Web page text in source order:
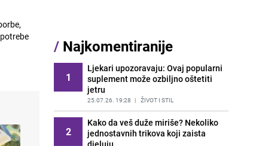
PRIJE 2 DANA ŽIVOT I STIL
13
Riješite se neugodnog mirisa u
domu: Savjeti za čistu i svježiju
atmosferu
PRIJE OKO 3H | ŽIVOT I STIL
14
Mnoge žene prolaze kroz ovo, a ne
znaju zašto: Šta je lutealna faza
/ Najkomentiranije
1
Ljekari upozoravaju: Ovaj popularni
suplement može ozbiljno oštetiti
jetru
25.07.26. 19:28 | ŽIVOT I STIL
2
Kako da veš duže miriše? Nekoliko
jednostavnih trikova koji zaista